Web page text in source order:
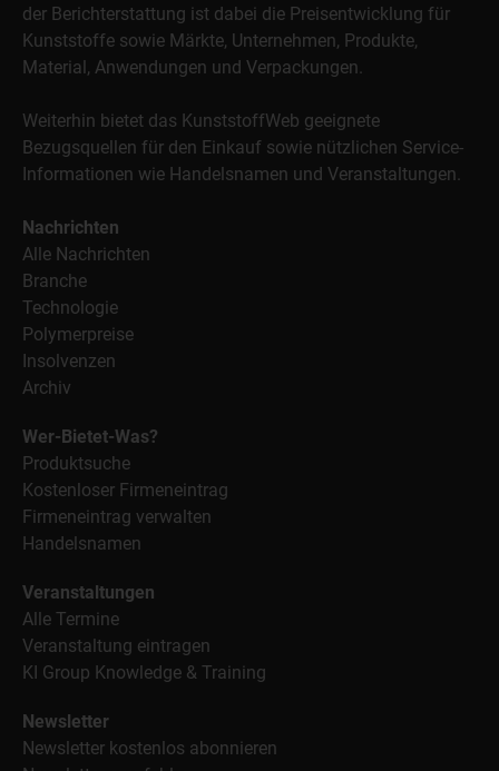
der Berichterstattung ist dabei die Preisentwicklung für
Kunststoffe sowie Märkte, Unternehmen, Produkte,
Material, Anwendungen und Verpackungen.
Weiterhin bietet das KunststoffWeb geeignete
Bezugsquellen für den Einkauf sowie nützlichen Service-
Informationen wie Handelsnamen und Veranstaltungen.
Nachrichten
Alle Nachrichten
Branche
Technologie
Polymerpreise
Insolvenzen
Archiv
Wer-Bietet-Was?
Produktsuche
Kostenloser Firmeneintrag
Firmeneintrag verwalten
Handelsnamen
Veranstaltungen
Alle Termine
Veranstaltung eintragen
KI Group Knowledge & Training
Newsletter
Newsletter kostenlos abonnieren